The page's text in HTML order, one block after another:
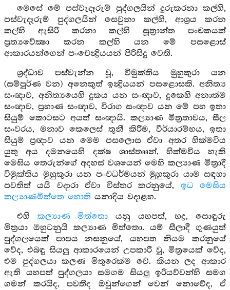
මෙසේ මේ පස්වැදෑරුම් පුද්ගලයින් දුරුකරනා කල්හි,
පස්වැදෑරුම් පුද්ගලයින් සෙවුනා කල්හි, ආශ්‍රය කරන
කල්හි ඇසිරි කරනා කල්හි සූත්‍රාන්ත පංචකයක්
ප්‍රත්‍යවේක්‍ෂා කරන කල්හි යන මේ පසළොස්
ආකාරයන්ගෙන් පංචෙන්‍ද්‍රියයන් පිරිසිදු වෙති.
ශ්‍රද්ධාව පස්වැන්න වූ, විමුක්තිය මුහුකුරා යන
(සම්පූර්ණ වන) අනෙකුත් ඉන්‍ද්‍රියයන් පසළොසකි. අනිත්‍ය
සංඥාව, අනිත්‍යයෙහි දුකය යන සංඥාව, දුකෙහි අනාත්ම
සංඥාව, ප්‍රහාණ සංඥාව, විරාග සංඥාව යන මේ පහ ඉතා
සියුම් කොටසට අයත් සංඥායි. කල්‍යාණ මිත්‍රතාවය, සීල
සංවරය, මනාව කෙලෙස් තුනී කිරීම, වීර්යාරම්භය, ඉතා
සියුම් ප්‍රඥාව යන මෙම පසලොස ඒවා අතර හික්මවිය
යුතු අය දමනයෙහි දක්ෂ ශාස්තෲන්, හික්මවිය හැකි
මෙඝිය තෙරුන්ගේ අදහස් වශයෙන් මෙහි කල්‍යාණ මිත්‍රාදී
විමුක්තිය මුහුකුරා යන පංචධර්මයන් මුහුකුරා යාම සඳහා
පවතිත් යයි වදාරා ඒවා විස්තර කරනුයේ, ඉධ මෙඝිය
කල්‍යාණමිත්තෙ හොති යනාදිය වදාළහ.
එහි කල්‍යාණ මිත්තො යනු යහපත්, භද්‍ර, සොඳුරු
මිත්‍රයා ඔහුටනුයි කල්‍යාණ මිත්තො. යම් සීලාදී ගුණයුත්
පුද්ගලයෙක් පාපය නසනුයේ, යහපත නියම කරනුයේ
වේද, එබඳු සියලු ආකාරයෙන් උපකාරී වූ, මිත්‍රයෙක් වේද,
එම පුද්ගලයා කලණ මිතුරෙක්ම වේ. කියන ලද ආකාර
ඇති යහපත් පුද්ගලයා සමගම සියලු ඉරියව්වන්හි සමග
ගමන් කරයිද, පවතීද ඔවුන්ගෙන් වෙන් නොවේද, ඒ